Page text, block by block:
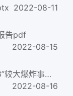
2022-08-11
告pdf
2022-08-15
【视频】江阴市易泽铝业有限公司“828”较大爆炸事故zip
2022-08-16